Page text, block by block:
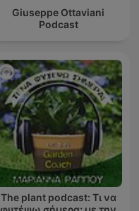
Giuseppe Ottaviani
Podcast
The plant podcast: Τι να